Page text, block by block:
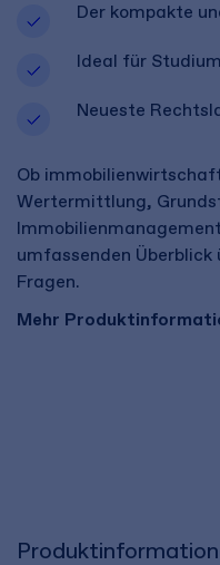
Der kompakte
Ideal für
Neueste
Ob
Wertermittlung,
umfassenden
Fragen.
Mehr